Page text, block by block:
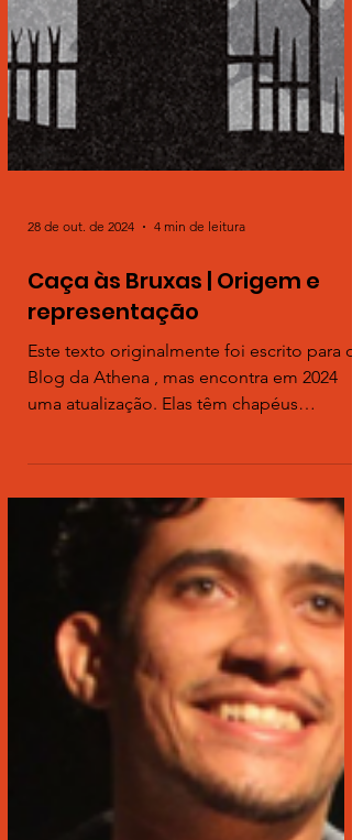
28 de out. de 2024 4 min de leitura
Este texto originalmente foi escrito para o
Blog da Athena , mas encontra em 2024
uma atualização. Elas têm chapéus
pontudos, vassouras...